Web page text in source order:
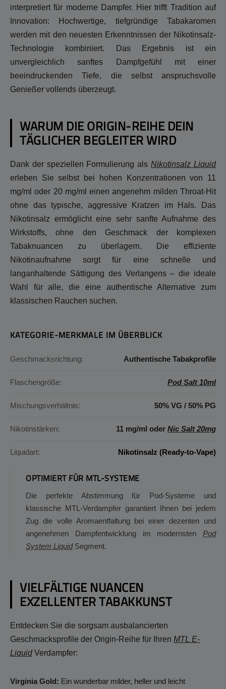
interpretiert für moderne Dampfer. Hier trifft Tradition auf
Innovation: Hochwertige, tiefgründige Tabakaromen
werden mit den neuesten Erkenntnissen der Nikotinsalz-
Technologie kombiniert. Das Ergebnis ist ein
unvergleichlich sanftes Dampfgefühl mit einer
beeindruckenden Tiefe, die selbst anspruchsvolle
Genießer vollends überzeugt.
WARUM DIE ORIGIN-REIHE DEIN
TÄGLICHER BEGLEITER WIRD
Dank der speziellen Formulierung alsNikotinsalz Liquid
erleben Sie selbst bei hohen Konzentrationen von 11
mg/ml oder 20 mg/ml einen angenehm milden Throat-Hit
ohne das typische, aggressive Kratzen im Hals. Das
Nikotinsalz ermöglicht eine sehr sanfte Aufnahme des
Wirkstoffs, ohne den Geschmack der komplexen
Tabaknuancen zu überlagern. Die effiziente
Nikotinaufnahme sorgt für eine schnelle und
langanhaltende Sättigung des Verlangens – die ideale
Wahl für alle, die eine authentische Alternative zum
klassischen Rauchen suchen.
KATEGORIE-MERKMALE IM ÜBERBLICK
Geschmacksrichtung: Authentische Tabakprofile
Flaschengröße: Pod Salt 10ml
Mischungsverhältnis: 50% VG / 50% PG
Nikotinstärken: 11 mg/ml oder Nic Salt 20mg
Liquidart: Nikotinsalz (Ready-to-Vape)
OPTIMIERT FÜR MTL-SYSTEME
Die perfekte Abstimmung für Pod-Systeme und
klassische MTL-Verdampfer garantiert Ihnen bei jedem
Zug die volle Aromaentfaltung bei einer dezenten und
angenehmen Dampfentwicklung im modernsten Pod
System LiquidSegment.
VIELFÄLTIGE NUANCEN
EXZELLENTER TABAKKUNST
Entdecken Sie die sorgsam ausbalancierten
Geschmacksprofile der Origin-Reihe für Ihren MTL E-
LiquidVerdampfer:
Virginia Gold: Ein wunderbar milder, heller und leicht